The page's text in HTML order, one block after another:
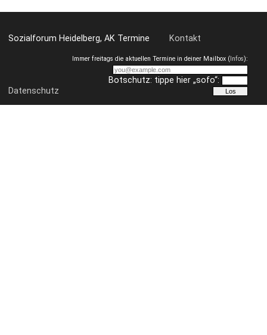
Sozialforum Heidelberg, AK Termine Kontakt
Datenschutz
Immer freitags die aktuellen Termine in deiner Mailbox (Infos):
Botschutz: tippe hier „sofo“: